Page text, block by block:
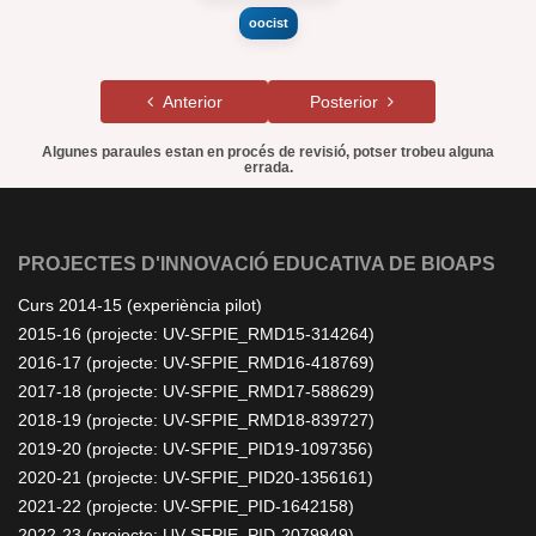
oocist
Anterior Posterior
Algunes paraules estan en procés de revisió, potser trobeu alguna
errada.
PROJECTES D'INNOVACIÓ EDUCATIVA DE BIOAPS
Curs 2014-15 (experiència pilot)
2015-16 (projecte: UV-SFPIE_RMD15-314264)
2016-17 (projecte: UV-SFPIE_RMD16-418769)
2017-18 (projecte: UV-SFPIE_RMD17-588629)
2018-19 (projecte: UV-SFPIE_RMD18-839727)
2019-20 (projecte: UV-SFPIE_PID19-1097356)
2020-21 (projecte: UV-SFPIE_PID20-1356161)
2021-22 (projecte: UV-SFPIE_PID-1642158)